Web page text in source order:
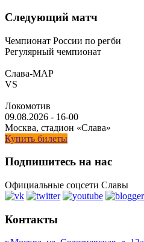
Следующий матч
Чемпионат России по регби
Регулярный чемпионат
Слава-МАР
VS
Локомотив
09.08.2026 - 16-00
Москва, стадион «Слава»
Купить билеты
Подпишитесь на нас
Официальные соцсети Славы
Контакты